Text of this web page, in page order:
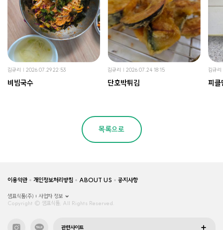
김규리 2026.07.29 22:53
비빔국수
김규리 2026.07.24 18:15
단호박튀김
김규리
피클
목록으로
이용약관 개인정보처리방침 ABOUT US 공지사항
샘표식품(주)
사업자 정보
Copyright © 샘표식품, All Rights Reserved.
관련사이트